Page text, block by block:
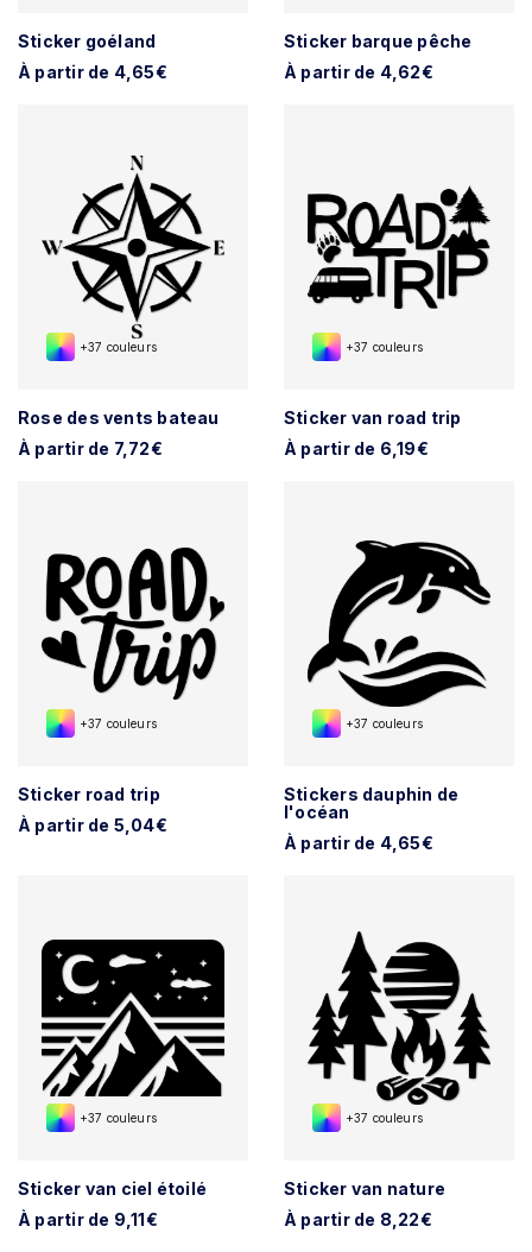
Sticker goéland
À partir de 4,65€
Sticker barque pêche
À partir de 4,62€
+37 couleurs
Rose des vents bateau
À partir de 7,72€
+37 couleurs
Sticker van road trip
À partir de 6,19€
+37 couleurs
Sticker road trip
À partir de 5,04€
+37 couleurs
Stickers dauphin de
l'océan
À partir de 4,65€
+37 couleurs
Sticker van ciel étoilé
À partir de 9,11€
+37 couleurs
Sticker van nature
À partir de 8,22€